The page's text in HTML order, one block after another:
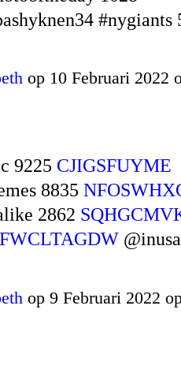
op 10 Februari 2022
9225 CJIGSFUYME
8835
2862
op 9 Februari 2022